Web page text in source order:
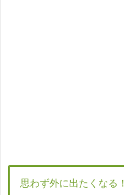
思わず外に出たくなる！